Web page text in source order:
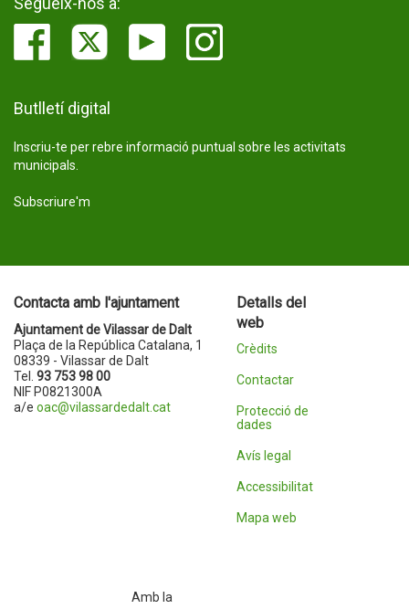
Butlletí digital
Inscriu-te per rebre informació puntual sobre les activitats
municipals.
Subscriure'm
Contacta amb l'ajuntament
Ajuntament de Vilassar de Dalt
Plaça de la República Catalana, 1
08339 - Vilassar de Dalt
Tel. 93 753 98 00
NIF P0821300A
a/e oac@vilassardedalt.cat
Detalls del
web
Crèdits
Contactar
Protecció de
dades
Avís legal
Accessibilitat
Mapa web
Amb la